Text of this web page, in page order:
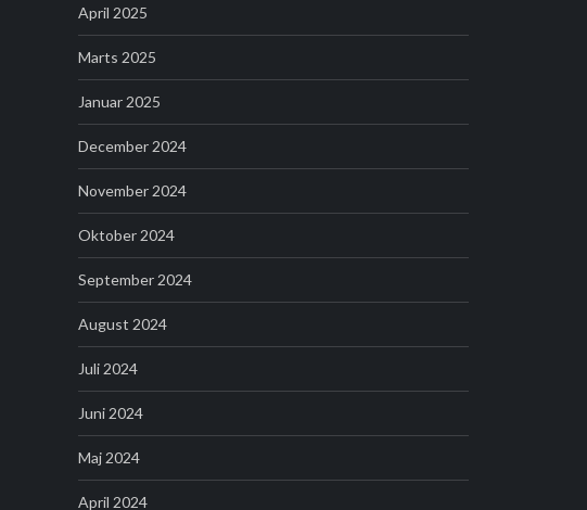
April 2025
Marts 2025
Januar 2025
December 2024
November 2024
Oktober 2024
September 2024
August 2024
Juli 2024
Juni 2024
Maj 2024
April 2024